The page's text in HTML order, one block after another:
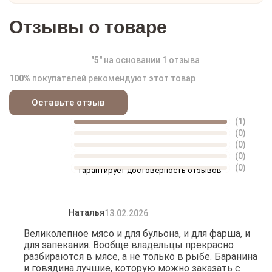
Отзывы о товаре
"5" на основании 1 отзыва
100% покупателей рекомендуют этот товар
Оставьте отзыв
(1)
(0)
(0)
(0)
(0)
гарантирует достоверность отзывов
Наталья13.02.2026
Великолепное мясо и для бульона, и для фарша, и
для запекания. Вообще владельцы прекрасно
разбираются в мясе, а не только в рыбе. Баранина
и говядина лучшие, которую можно заказать с